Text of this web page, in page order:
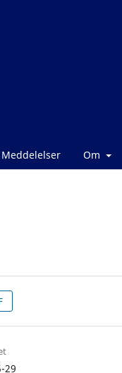
Meddelelser Om
29